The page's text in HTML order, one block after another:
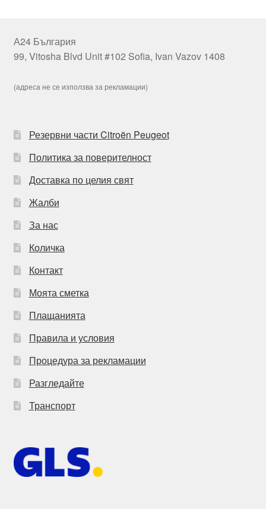
А24 България
99, Vitosha Blvd Unit #102 Sofia, Ivan Vazov 1408
(адреса не се използва за рекламации)
Резервни части Citroën Peugeot
Политика за поверителност
Доставка по целия свят
Жалби
За нас
Количка
Контакт
Моята сметка
Плащанията
Правила и условия
Процедура за рекламации
Разгледайте
Транспорт